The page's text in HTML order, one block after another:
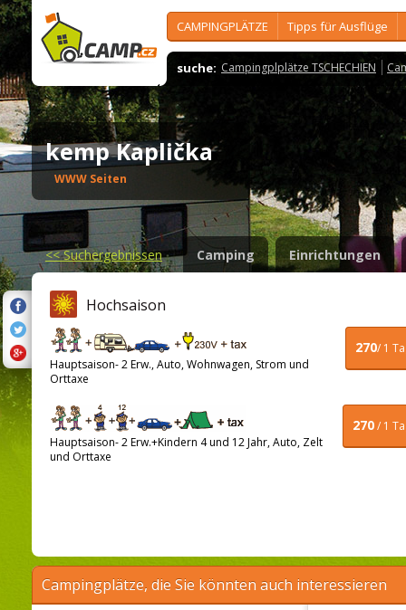
CAMPINGPLÄTZE Tipps für Ausflüge
suche: Campingplplätze TSCHECHIEN
kemp Kaplička
WWW Seiten
<<Suchergebnissen Camping Einrichtungen
Hochsaison
270/ 1
Hauptsaison- 2 Erw., Auto, Wohnwagen, Strom und
Orttaxe
270/ 1
Hauptsaison- 2 Erw.+Kindern 4 und 12 Jahr, Auto, Zelt
und Orttaxe
Campingplätze, die Sie könnten auch interessieren